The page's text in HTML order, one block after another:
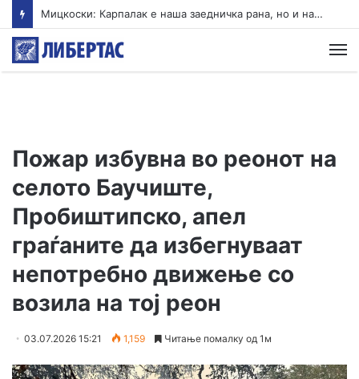
Мицкоски: Карпалак е наша заедничка рана, но и наша обврска да паметиме
Пожар избувна во реонот на
селото Баучиште,
Пробиштипско, апел
граѓаните да избегнуваат
непотребно движење со
возила на тој реон
03.07.2026 15:21 1,159 Читање помалку од 1м